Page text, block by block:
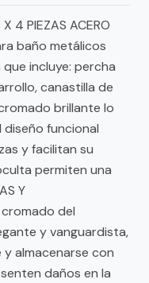
4 PIEZAS ACERO
baño metálicos
incluye: percha
canastilla de
brillante lo
funcional
y facilitan su
permiten una
Y
cromado del
y vanguardista,
almacenarse con
daños en la